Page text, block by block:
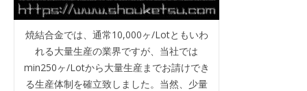
焼結合金では、通常10,000ヶ/Lotともいわ
れる大量生産の業界ですが、当社では
min250ヶ/Lotから大量生産までお請けでき
る生産体制を確立致しました。当然、少量